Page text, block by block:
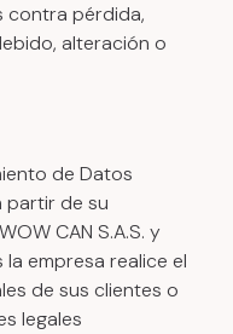
contra pérdida,
alteración o
de Datos
partir de su
CAN S.A.S. y
empresa realice el
de sus clientes o
legales